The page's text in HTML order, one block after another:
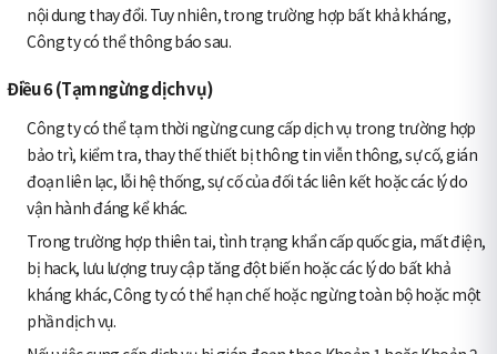
nội dung thay đổi. Tuy nhiên, trong trường hợp bất khả kháng,
Công ty có thể thông báo sau.
Điều 6 (Tạm ngừng dịch vụ)
Công ty có thể tạm thời ngừng cung cấp dịch vụ trong trường hợp
bảo trì, kiểm tra, thay thế thiết bị thông tin viễn thông, sự cố, gián
đoạn liên lạc, lỗi hệ thống, sự cố của đối tác liên kết hoặc các lý do
vận hành đáng kể khác.
Trong trường hợp thiên tai, tình trạng khẩn cấp quốc gia, mất điện,
bị hack, lưu lượng truy cập tăng đột biến hoặc các lý do bất khả
kháng khác, Công ty có thể hạn chế hoặc ngừng toàn bộ hoặc một
phần dịch vụ.